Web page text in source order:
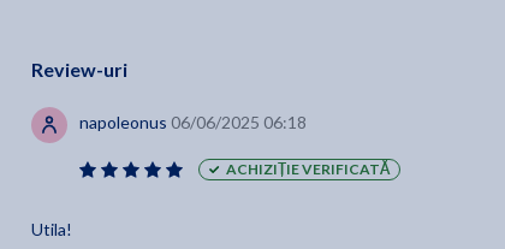
Review-uri
napoleonus 06/06/2025 06:18
ACHIZIȚIE VERIFICATĂ
Utila!